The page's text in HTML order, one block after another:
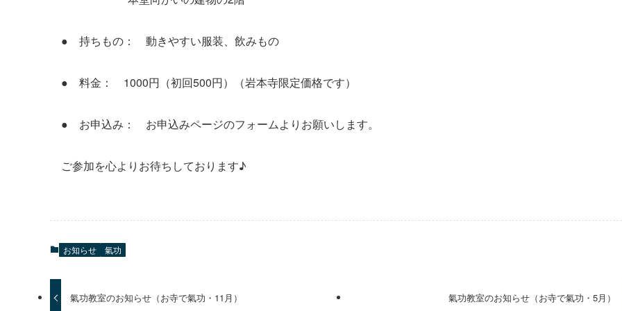
● 持ちもの： 動きやすい服装、飲みもの
● 料金： 1000円（初回500円）（岩本寺限定価格です）
● お申込み： お申込みページのフォームよりお願いします。
ご参加を心よりお待ちしております♪
お知らせ 氣功
氣功教室のお知らせ（お寺で氣功・11月） 氣功教室のお知らせ（お寺で氣功・5月）